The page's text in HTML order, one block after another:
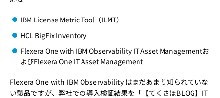
IBM License Metric Tool（ILMT）
HCL BigFix Inventory
Flexera One with IBM Observability IT Asset Managementお
よびFlexera One IT Asset Management
Flexera One with IBM Observability はまだあまり知られていな
い製品ですが、弊社での導入検証結果を「【てくさぽBLOG】IT